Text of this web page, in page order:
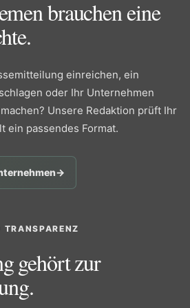
brauchen eine
einreichen, ein
oder Ihr Unternehmen
Unsere Redaktion prüft Ihr
ein passendes Format.
→
TRANSPARENZ
gehört zur